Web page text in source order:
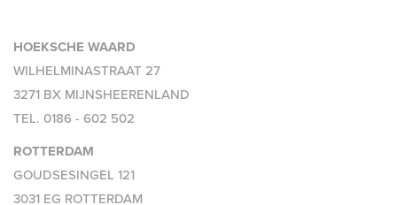
HOEKSCHE WAARD
WILHELMINASTRAAT 27
3271 BX MIJNSHEERENLAND
TEL. 0186 - 602 502
ROTTERDAM
GOUDSESINGEL 121
3031 EG ROTTERDAM